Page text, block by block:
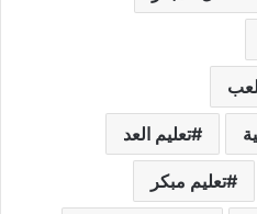
تعليم العد
تعليم مبكر